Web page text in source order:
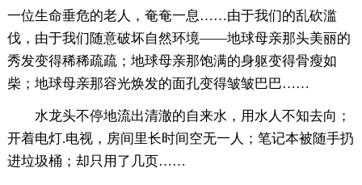
一位生命垂危的老人，奄奄一息……由于我们的乱砍滥
伐，由于我们随意破坏自然环境——地球母亲那头美丽的
秀发变得稀稀疏疏；地球母亲那饱满的身躯变得骨瘦如
柴；地球母亲那容光焕发的面孔变得皱皱巴巴……
水龙头不停地流出清澈的自来水，用水人不知去向；
开着电灯.电视，房间里长时间空无一人；笔记本被随手扔
进垃圾桶；却只用了几页……